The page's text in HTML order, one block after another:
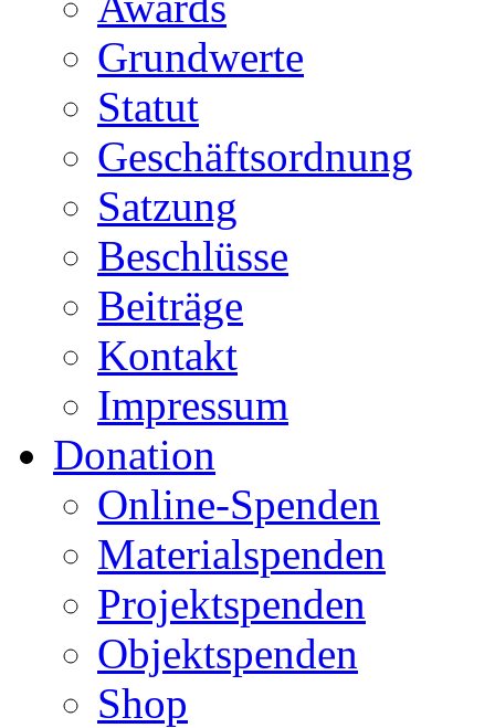
Grundwerte
Statut
Geschäftsordnung
Satzung
Beschlüsse
Beiträge
Kontakt
Impressum
Donation
Online-Spenden
Materialspenden
Projektspenden
Objektspenden
Shop